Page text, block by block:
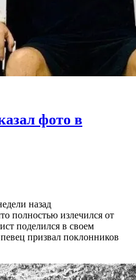
фото в
назад
полностью излечился от
поделился в своем
призвал поклонников